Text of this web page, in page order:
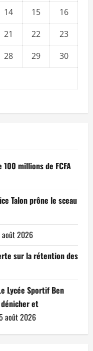
14 15
16
21 22
23
28 29
30
millions de FCFA
Talon prône le sceau
août 2026
sur la rétention des
Lycée Sportif Ben
et
août 2026